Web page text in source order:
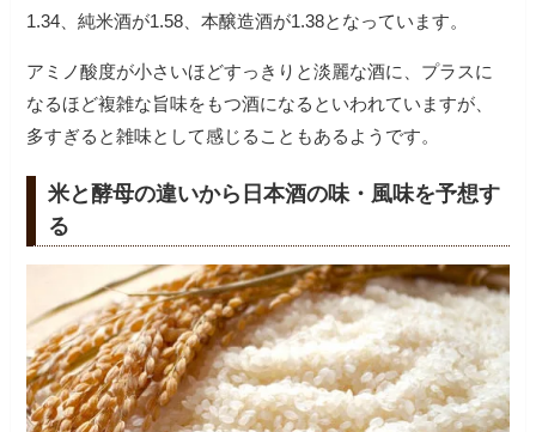
1.34、純米酒が1.58、本醸造酒が1.38となっています。
アミノ酸度が小さいほどすっきりと淡麗な酒に、プラスに
なるほど複雑な旨味をもつ酒になるといわれていますが、
多すぎると雑味として感じることもあるようです。
米と酵母の違いから日本酒の味・風味を予想す
る